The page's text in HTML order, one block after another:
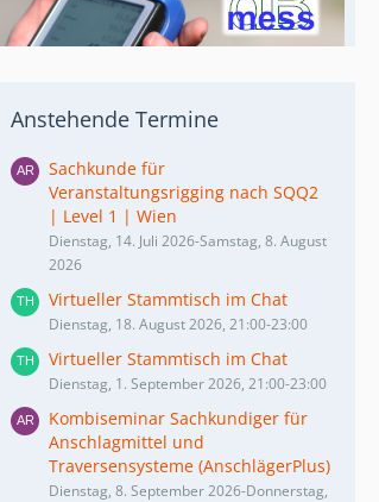
Anstehende Termine
Sachkunde für
Veranstaltungsrigging nach SQQ2
| Level 1 | Wien
Dienstag, 14. Juli 2026-Samstag, 8. August
2026
Virtueller Stammtisch im Chat
Dienstag, 18. August 2026, 21:00-23:00
Virtueller Stammtisch im Chat
Dienstag, 1. September 2026, 21:00-23:00
Kombiseminar Sachkundiger für
Anschlagmittel und
Traversensysteme (AnschlägerPlus)
Dienstag, 8. September 2026-Donnerstag,